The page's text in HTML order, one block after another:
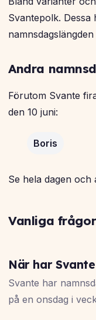
Svantepolk. Dessa
Andra
Förutom Svante
den 10 juni:
Boris
Se hela dagen och
Vanliga
När har
Svante har
på en onsdag i